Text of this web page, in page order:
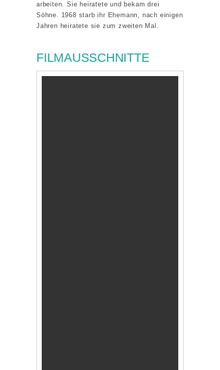
arbeiten. Sie heiratete und bekam drei
Söhne. 1968 starb ihr Ehemann, nach einigen
Jahren heiratete sie zum zweiten Mal.
FILMAUSSCHNITTE